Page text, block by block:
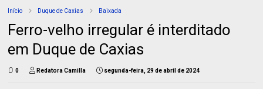
Início Duque de Caxias Baixada
Ferro-velho irregular é interditado
em Duque de Caxias
0 Redatora Camilla segunda-feira, 29 de abril de 2024